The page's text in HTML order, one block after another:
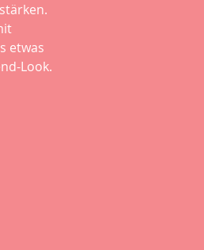
etwas
Look.